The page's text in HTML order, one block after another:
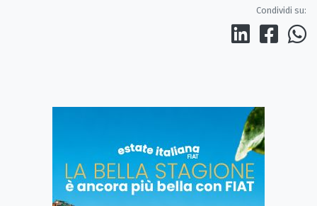
Condividi su: